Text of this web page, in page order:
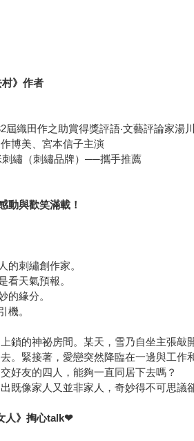
村》作者
織田作之助賞得獎評語‧文藝評論家湯
博美、宮本信子主演
繡（刺繡品牌）──攜手推薦
動與歡笑滿載！
的刺繡創作家。
看天氣預報。
的緣分。
機。
鎖的神祕房間。某天，雪乃自坐主張敲
。緊接著，愛戀突然降臨在一邊與工
友的四人，能夠一直同居下去嗎？
像家人又並非家人，奇妙得不可思議
人》掏心talk❤